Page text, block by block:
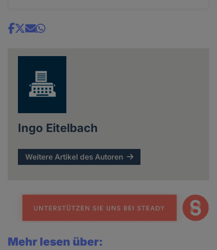
Share
Ingo Eitelbach
Weitere Artikel des Autoren
Mehr lesen über: